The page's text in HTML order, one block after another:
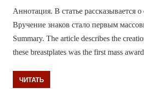
Аннотация. В статье рассказывается
Вручение знаков стало первым
Summary. The article describes the
these breastplates was the first mass
ЧИТАТЬ